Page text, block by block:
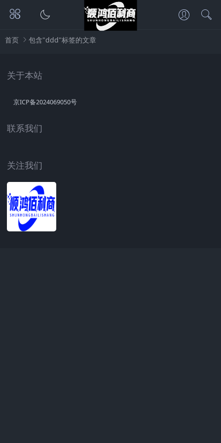
首页 包含"ddd"标签的文章
关于本站
京ICP备2024069050号
联系我们
关注我们